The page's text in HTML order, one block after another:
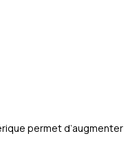
permet d’augmenter